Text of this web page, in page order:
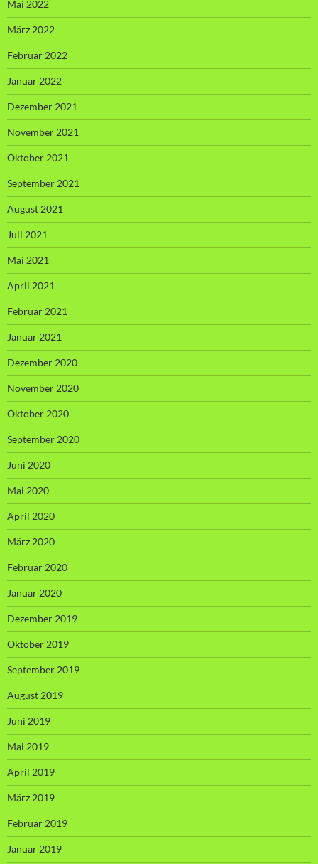
Mai 2022
März 2022
Februar 2022
Januar 2022
Dezember 2021
November 2021
Oktober 2021
September 2021
August 2021
Juli 2021
Mai 2021
April 2021
Februar 2021
Januar 2021
Dezember 2020
November 2020
Oktober 2020
September 2020
Juni 2020
Mai 2020
April 2020
März 2020
Februar 2020
Januar 2020
Dezember 2019
Oktober 2019
September 2019
August 2019
Juni 2019
Mai 2019
April 2019
März 2019
Februar 2019
Januar 2019